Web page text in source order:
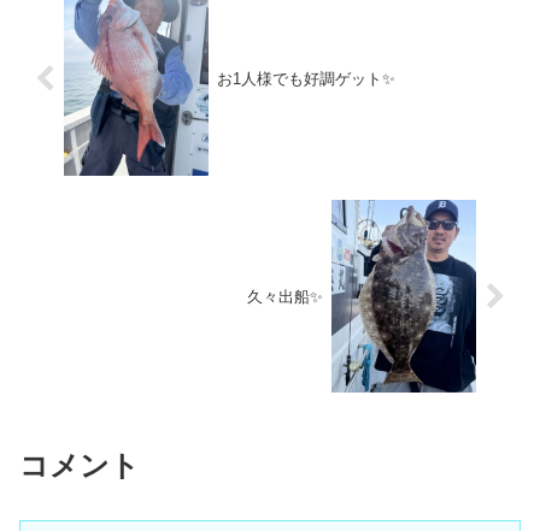
お1人様でも好調ゲット✨
久々出船✨
コメント